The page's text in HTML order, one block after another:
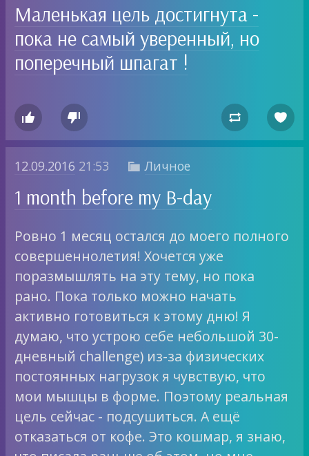
Маленькая цель достигнута -
пока не самый уверенный, но
поперечный шпагат !
   
12.09.2016 21:53  Личное
1 month before my B-day
Ровно 1 месяц остался до моего полного
совершеннолетия! Хочется уже
поразмышлять на эту тему, но пока
рано. Пока только можно начать
активно готовиться к этому дню! Я
думаю, что устрою себе небольшой 30-
дневный challenge) из-за физических
постоянных нагрузок я чувствую, что
мои мышцы в форме. Поэтому реальная
цель сейчас - подсушиться. А ещё
отказаться от кофе. Это кошмар, я знаю,